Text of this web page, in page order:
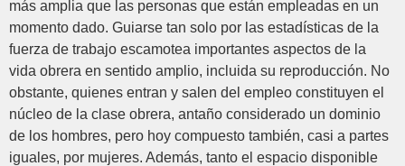
más amplia que las personas que están empleadas en un
momento dado. Guiarse tan solo por las estadísticas de la
fuerza de trabajo escamotea importantes aspectos de la
vida obrera en sentido amplio, incluida su reproducción. No
obstante, quienes entran y salen del empleo constituyen el
núcleo de la clase obrera, antaño considerado un dominio
de los hombres, pero hoy compuesto también, casi a partes
iguales, por mujeres. Además, tanto el espacio disponible